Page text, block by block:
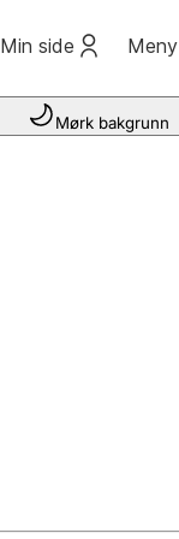
Min side Meny
Mørk bakgrunn